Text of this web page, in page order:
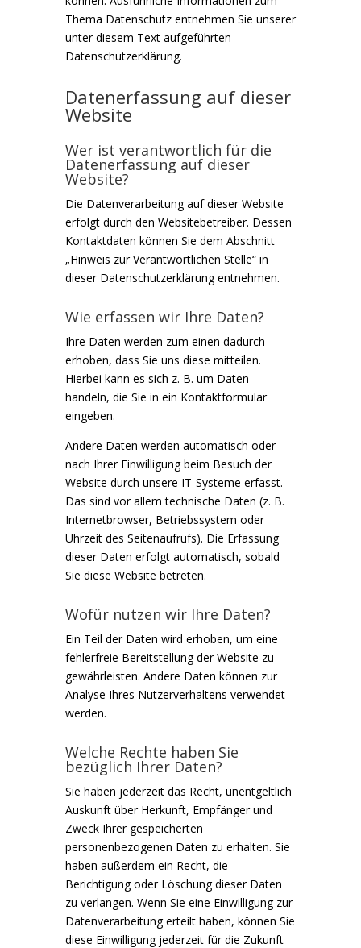
Thema Datenschutz entnehmen Sie unserer
unter diesem Text aufgeführten
Datenschutzerklärung.
Datenerfassung auf dieser
Website
Wer ist verantwortlich für die
Datenerfassung auf dieser
Website?
Die Datenverarbeitung auf dieser Website
erfolgt durch den Websitebetreiber. Dessen
Kontaktdaten können Sie dem Abschnitt
„Hinweis zur Verantwortlichen Stelle“ in
dieser Datenschutzerklärung entnehmen.
Wie erfassen wir Ihre Daten?
Ihre Daten werden zum einen dadurch
erhoben, dass Sie uns diese mitteilen.
Hierbei kann es sich z. B. um Daten
handeln, die Sie in ein Kontaktformular
eingeben.
Andere Daten werden automatisch oder
nach Ihrer Einwilligung beim Besuch der
Website durch unsere IT-Systeme erfasst.
Das sind vor allem technische Daten (z. B.
Internetbrowser, Betriebssystem oder
Uhrzeit des Seitenaufrufs). Die Erfassung
dieser Daten erfolgt automatisch, sobald
Sie diese Website betreten.
Wofür nutzen wir Ihre Daten?
Ein Teil der Daten wird erhoben, um eine
fehlerfreie Bereitstellung der Website zu
gewährleisten. Andere Daten können zur
Analyse Ihres Nutzerverhaltens verwendet
werden.
Welche Rechte haben Sie
bezüglich Ihrer Daten?
Sie haben jederzeit das Recht, unentgeltlich
Auskunft über Herkunft, Empfänger und
Zweck Ihrer gespeicherten
personenbezogenen Daten zu erhalten. Sie
haben außerdem ein Recht, die
Berichtigung oder Löschung dieser Daten
zu verlangen. Wenn Sie eine Einwilligung zur
Datenverarbeitung erteilt haben, können Sie
diese Einwilligung jederzeit für die Zukunft